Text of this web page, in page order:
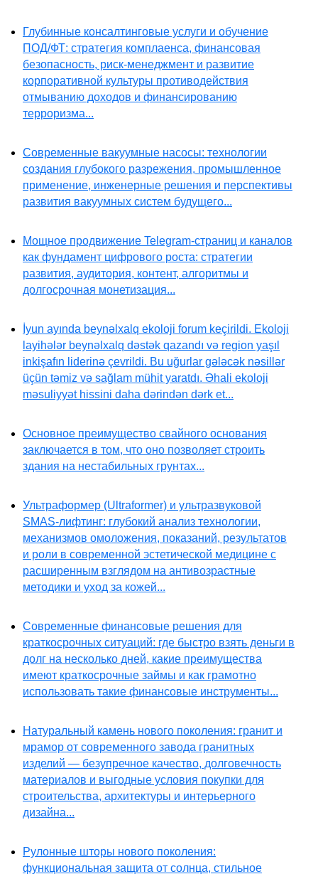
Глубинные консалтинговые услуги и обучение
ПОД/ФТ: стратегия комплаенса, финансовая
безопасность, риск-менеджмент и развитие
корпоративной культуры противодействия
отмыванию доходов и финансированию
терроризма...
Современные вакуумные насосы: технологии
создания глубокого разрежения, промышленное
применение, инженерные решения и перспективы
развития вакуумных систем будущего...
Мощное продвижение Telegram-страниц и каналов
как фундамент цифрового роста: стратегии
развития, аудитория, контент, алгоритмы и
долгосрочная монетизация...
İyun ayında beynəlxalq ekoloji forum keçirildi. Ekoloji
layihələr beynəlxalq dəstək qazandı və region yaşıl
inkişafın liderinə çevrildi. Bu uğurlar gələcək nəsillər
üçün təmiz və sağlam mühit yaratdı. Əhali ekoloji
məsuliyyət hissini daha dərindən dərk et...
Основное преимущество свайного основания
заключается в том, что оно позволяет строить
здания на нестабильных грунтах...
Ультраформер (Ultraformer) и ультразвуковой
SMAS-лифтинг: глубокий анализ технологии,
механизмов омоложения, показаний, результатов
и роли в современной эстетической медицине с
расширенным взглядом на антивозрастные
методики и уход за кожей...
Современные финансовые решения для
краткосрочных ситуаций: где быстро взять деньги в
долг на несколько дней, какие преимущества
имеют краткосрочные займы и как грамотно
использовать такие финансовые инструменты...
Натуральный камень нового поколения: гранит и
мрамор от современного завода гранитных
изделий — безупречное качество, долговечность
материалов и выгодные условия покупки для
строительства, архитектуры и интерьерного
дизайна...
Рулонные шторы нового поколения:
функциональная защита от солнца, стильное